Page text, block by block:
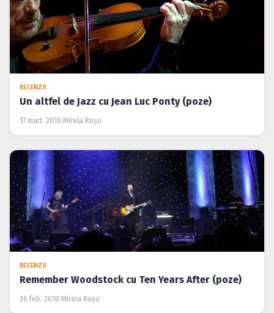
RECENZII
Un altfel de Jazz cu Jean Luc Ponty (poze)
17 mart. 2010·Mirela Roşu
RECENZII
Remember Woodstock cu Ten Years After (poze)
26 feb. 2010·Mirela Roşu